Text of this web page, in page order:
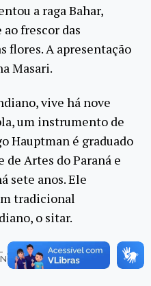
a raga Bahar,
frescor das
flores. A apresentação
Masari.
vive há nove
um instrumento de
Hauptman é graduado
de Artes do Paraná e
sete anos. Ele
tradicional
o sitar.
AGÊNCIA UFRJ DE